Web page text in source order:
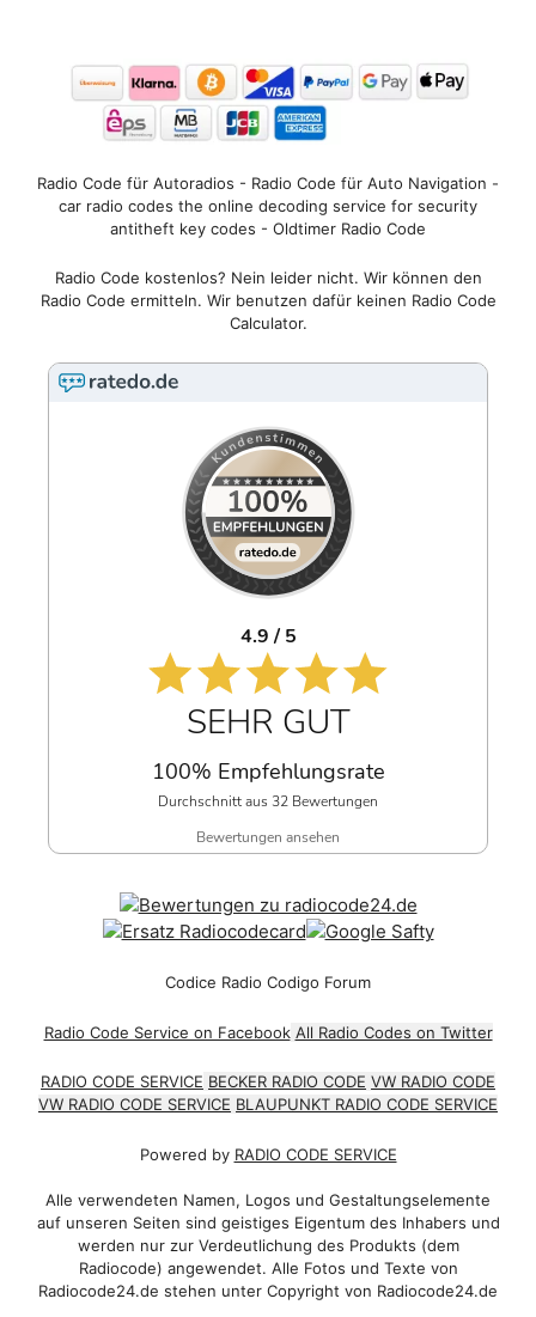
Radio Code für Autoradios - Radio Code für Auto Navigation -
car radio codes the online decoding service for security
antitheft key codes - Oldtimer Radio Code
Radio Code kostenlos? Nein leider nicht. Wir können den
Radio Code ermitteln. Wir benutzen dafür keinen Radio Code
Calculator.
4.9 / 5
SEHR GUT
100% Empfehlungsrate
Durchschnitt aus 32 Bewertungen
Bewertungen ansehen
Codice Radio Codigo Forum
Radio Code Service on Facebook All Radio Codes on Twitter
RADIO CODE SERVICE BECKER RADIO CODE VW RADIO CODE
VW RADIO CODE SERVICE BLAUPUNKT RADIO CODE SERVICE
Powered by RADIO CODE SERVICE
Alle verwendeten Namen, Logos und Gestaltungselemente
auf unseren Seiten sind geistiges Eigentum des Inhabers und
werden nur zur Verdeutlichung des Produkts (dem
Radiocode) angewendet. Alle Fotos und Texte von
Radiocode24.de stehen unter Copyright von Radiocode24.de